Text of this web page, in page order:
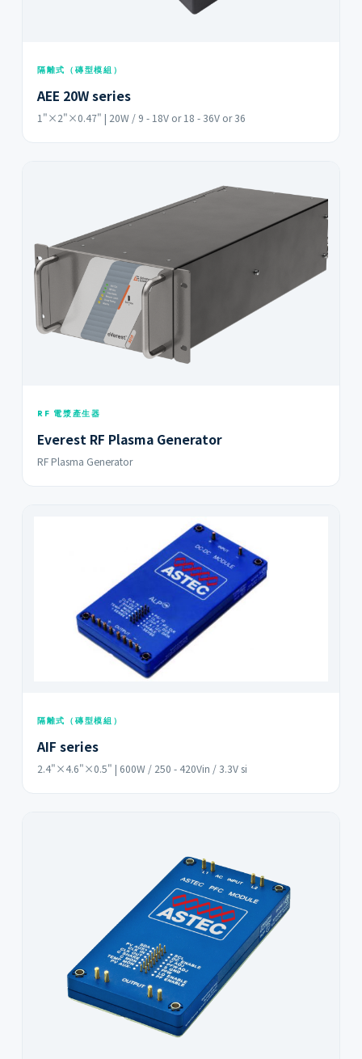
隔離式（磚型模組）
AEE 20W series
1"×2"×0.47" | 20W / 9 - 18V or 18 - 36V or 36
RF 電漿產生器
Everest RF Plasma Generator
RF Plasma Generator
隔離式（磚型模組）
AIF series
2.4"×4.6"×0.5" | 600W / 250 - 420Vin / 3.3V si